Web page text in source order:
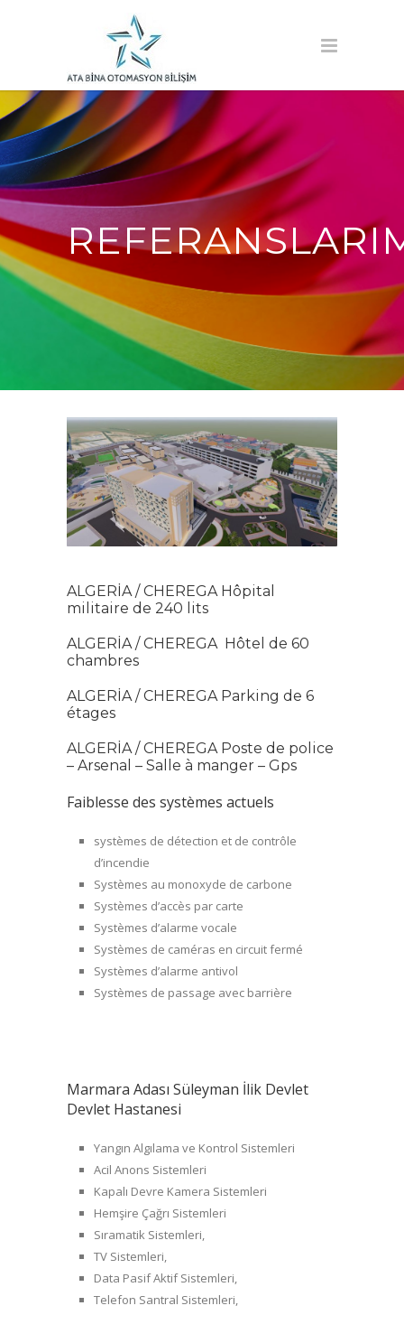
ALGERİA / CHEREGA Hôpital
militaire de 240 lits
ALGERİA / CHEREGA Hôtel de 60
chambres
ALGERİA / CHEREGA Parking de 6
étages
ALGERİA / CHEREGA Poste de police
– Arsenal – Salle à manger – Gps
Faiblesse des systèmes actuels
systèmes de détection et de contrôle
d’incendie
Systèmes au monoxyde de carbone
Systèmes d’accès par carte
Systèmes d’alarme vocale
Systèmes de caméras en circuit fermé
Systèmes d’alarme antivol
Systèmes de passage avec barrière
Marmara Adası Süleyman İlik Devlet
Devlet Hastanesi
Yangın Algılama ve Kontrol Sistemleri
Acil Anons Sistemleri
Kapalı Devre Kamera Sistemleri
Hemşire Çağrı Sistemleri
Sıramatik Sistemleri,
TV Sistemleri,
Data Pasif Aktif Sistemleri,
Telefon Santral Sistemleri,